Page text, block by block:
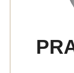
TUJパートナーシッ